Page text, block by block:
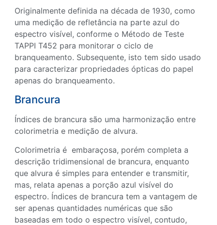
Originalmente definida na década de 1930, como
uma medição de refletância na parte azul do
espectro visível, conforme o Método de Teste
TAPPI T452 para monitorar o ciclo de
branqueamento. Subsequente, isto tem sido usado
para caracterizar propriedades ópticas do papel
apenas do branqueamento.
Brancura
Índices de brancura são uma harmonização entre
colorimetria e medição de alvura.
Colorimetria é embaraçosa, porém completa a
descrição tridimensional de brancura, enquanto
que alvura é simples para entender e transmitir,
mas, relata apenas a porção azul visível do
espectro. Índices de brancura tem a vantagem de
ser apenas quantidades numéricas que são
baseadas em todo o espectro visível, contudo,